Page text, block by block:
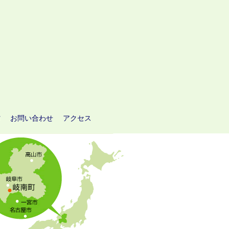
お問い合わせ アクセス